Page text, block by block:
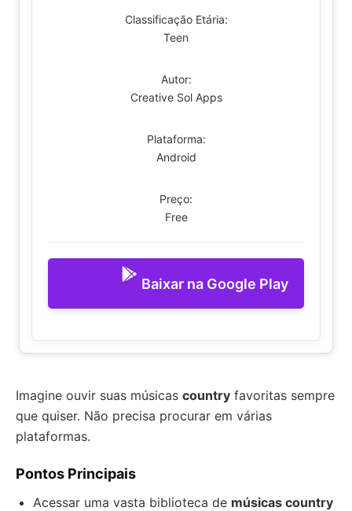
Classificação Etária:
Teen
Autor:
Creative Sol Apps
Plataforma:
Android
Preço:
Free
Baixar na Google Play
Imagine ouvir suas músicas country favoritas sempre
que quiser. Não precisa procurar em várias
plataformas.
Pontos Principais
Acessar uma vasta biblioteca de músicas country